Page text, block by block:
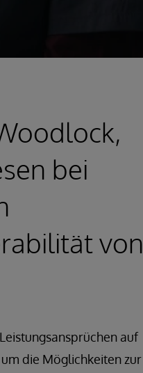
bei
von
auf
die Möglichkeiten zur